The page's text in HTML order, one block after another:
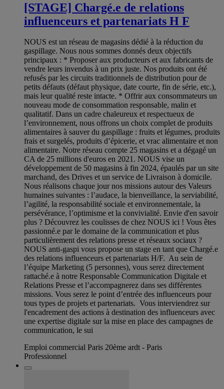
[STAGE] Chargé.e de relations
influenceurs et partenariats H F
NOUS est un réseau de magasins dédié à la réduction du
gaspillage. Nous nous sommes donnés deux objectifs
principaux : * Proposer aux producteurs et aux fabricants de
vendre leurs invendus à un prix juste. Nos produits ont été
refusés par les circuits traditionnels de distribution pour de
petits défauts (défaut physique, date courte, fin de série, etc.),
mais leur qualité reste intacte. * Offrir aux consommateurs un
nouveau mode de consommation responsable, malin et
qualitatif. Dans un cadre chaleureux et respectueux de
l’environnement, nous offrons un choix complet de produits
alimentaires à sauver du gaspillage : fruits et légumes, produits
frais et surgelés, produits d’épicerie, et vrac alimentaire et non
alimentaire. Notre réseau compte 25 magasins et a dégagé un
CA de 25 millions d'euros en 2021. NOUS vise un
développement de 50 magasins à fin 2024, épaulés par un site
marchand, des Drives et un service de Livraison à domicile.
Nous réalisons chaque jour nos missions autour des Valeurs
humaines suivantes : l’audace, la bienveillance, la serviabilité,
l’agilité, la responsabilité sociale et environnementale, la
persévérance, l’optimisme et la convivialité. Envie d'en savoir
plus ? Découvrez les coulisses de chez NOUS ici ! Vous êtes
passionné.e par le domaine de la communication et plus
particulièrement des relations presse et réseaux sociaux ?
NOUS anti-gaspi vous propose un stage en tant que Chargé.e
des relations influenceurs et partenariats H/F. Au sein de
l’équipe Marketing (5 personnes), vous serez directement
rattaché.e à notre Responsable Communication Digitale et
Relations Presse et l’accompagnerez dans ses différentes
missions. Vous serez le point d’entrée des influenceurs pour
tous types de projets et partenariats. Vous interviendrez sur
l'encadrement des actions à destination des influenceurs avec
une expertise digitale sur la mise en place des campagnes de
communication, le sui
Emploi commercial Paris 20ème ardt - Paris
Professionnel